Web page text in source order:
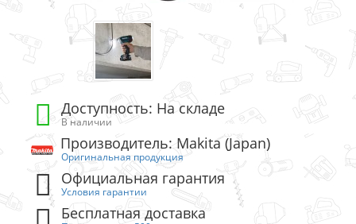
Доступность: На складе
В наличии
Производитель: Makita (Japan)
Оригинальная продукция
Официальная гарантия
Условия гарантии
Бесплатная доставка